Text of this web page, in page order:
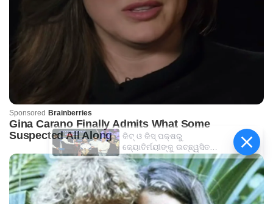
କିଟ୍‍ ଓ କିସ୍‍ ପକ୍ଷରୁ
ଜ୍ୟୋତିର୍ମୟୀଙ୍କୁ ଉଚ୍ଛ୍ୱସିତ
ସମ୍ବର୍ଦ୍ଧନା; ୫ଲକ୍ଷ ଟଙ୍କାର
ପ୍ରୋତ୍ସାହନ ରାଶି ପ୍ରଦାନ